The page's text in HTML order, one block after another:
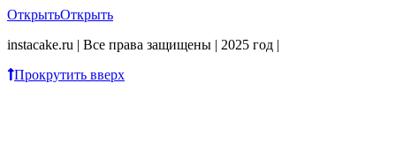
ОткрытьОткрыть
instacake.ru | Все права защищены | 2025 год |
Прокрутить вверх